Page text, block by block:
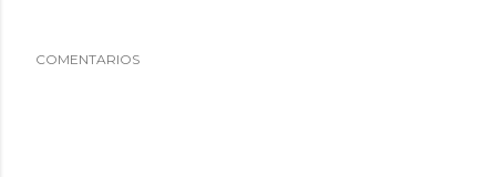
COMENTARIOS